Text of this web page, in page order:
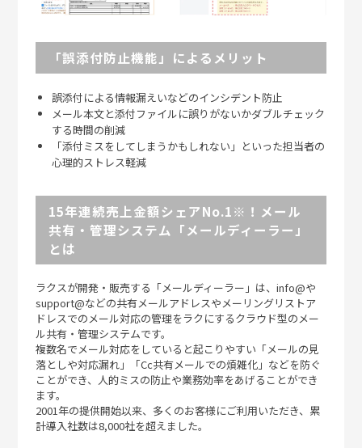
「誤添付防止機能」によるメリット
誤添付による情報漏えいなどのインシデント防止
メール本文と添付ファイルに誤りがないかダブルチェック
する時間の削減
「添付ミスをしてしまうかもしれない」といった担当者の
心理的ストレス軽減
15年連続売上金額シェアNo.1※ ！メール
共有・管理システム「メールディーラー」
とは
ラクスが開発・販売する「メールディーラー」は、info@や
support@などの共有メールアドレスやメーリングリストア
ドレスでのメール対応の管理をラクにするクラウド型のメー
ル共有・管理システムです。
複数名でメール対応をしていると起こりやすい「メールの見
落としや対応漏れ」「Cc共有メールでの煩雑化」などを防ぐ
ことができ、人的ミスの防止や業務効率をあげることができ
ます。
2001年の提供開始以来、多くのお客様にご利用いただき、累
計導入社数は8,000社を超えました。